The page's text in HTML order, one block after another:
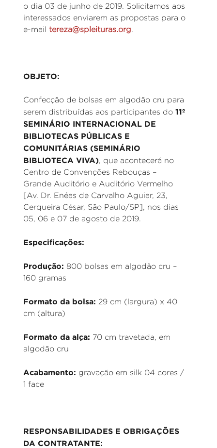
o dia 03 de junho de 2019. Solicitamos aos
interessados enviarem as propostas para o
e-mail tereza@spleituras.org.
OBJETO:
Confecção de bolsas em algodão cru para
serem distribuídas aos participantes do 11º
SEMINÁRIO INTERNACIONAL DE
BIBLIOTECAS PÚBLICAS E
COMUNITÁRIAS (SEMINÁRIO
BIBLIOTECA VIVA), que acontecerá no
Centro de Convenções Rebouças –
Grande Auditório e Auditório Vermelho
[Av. Dr. Enéas de Carvalho Aguiar, 23,
Cerqueira César, São Paulo/SP], nos dias
05, 06 e 07 de agosto de 2019.
Especificações:
Produção: 800 bolsas em algodão cru –
160 gramas
Formato da bolsa: 29 cm (largura) x 40
cm (altura)
Formato da alça: 70 cm travetada, em
algodão cru
Acabamento: gravação em silk 04 cores /
1 face
RESPONSABILIDADES E OBRIGAÇÕES
DA CONTRATANTE: